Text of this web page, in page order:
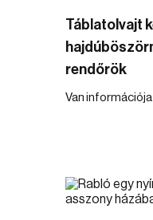
Táblatolvajt
rendőrök
Van